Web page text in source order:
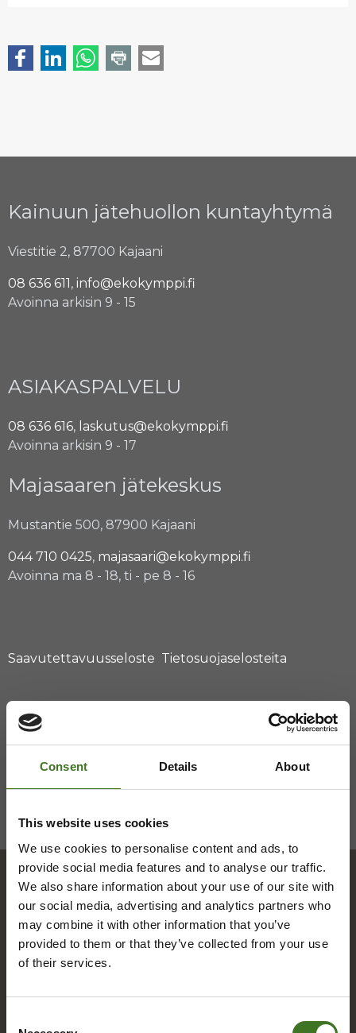
Consent Details About
This website uses cookies
We use cookies to personalise content and ads, to
provide social media features and to analyse our traffic.
We also share information about your use of our site with
our social media, advertising and analytics partners who
may combine it with other information that you’ve
provided to them or that they’ve collected from your use
of their services.
Kainuun jätehuollon kuntayhtymä
Viestitie 2, 87700 Kajaani
08 636 611, info@ekokymppi.fi
Avoinna arkisin 9 - 15
ASIAKASPALVELU
08 636 616, laskutus@ekokymppi.fi
Avoinna arkisin 9 - 17
Majasaaren jätekeskus
Mustantie 500, 87900 Kajaani
044 710 0425, majasaari@ekokymppi.fi
Avoinna ma 8 - 18, ti - pe 8 - 16
Saavutettavuusseloste Tietosuojaselosteita
Hakemisto
A
Alue­ke­räys­pis­teet